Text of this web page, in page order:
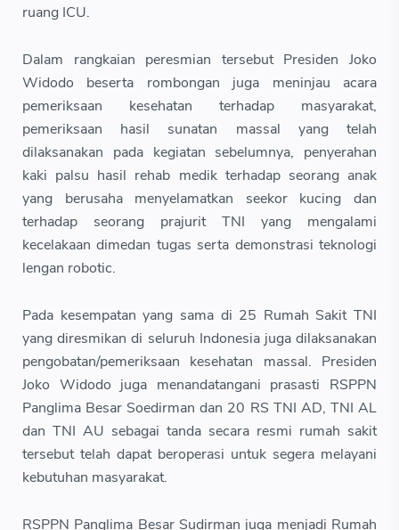
ruang ICU.
Dalam rangkaian peresmian tersebut Presiden Joko
Widodo beserta rombongan juga meninjau acara
pemeriksaan kesehatan terhadap masyarakat,
pemeriksaan hasil sunatan massal yang telah
dilaksanakan pada kegiatan sebelumnya, penyerahan
kaki palsu hasil rehab medik terhadap seorang anak
yang berusaha menyelamatkan seekor kucing dan
terhadap seorang prajurit TNI yang mengalami
kecelakaan dimedan tugas serta demonstrasi teknologi
lengan robotic.
Pada kesempatan yang sama di 25 Rumah Sakit TNI
yang diresmikan di seluruh Indonesia juga dilaksanakan
pengobatan/pemeriksaan kesehatan massal. Presiden
Joko Widodo juga menandatangani prasasti RSPPN
Panglima Besar Soedirman dan 20 RS TNI AD, TNI AL
dan TNI AU sebagai tanda secara resmi rumah sakit
tersebut telah dapat beroperasi untuk segera melayani
kebutuhan masyarakat.
RSPPN Panglima Besar Sudirman juga menjadi Rumah